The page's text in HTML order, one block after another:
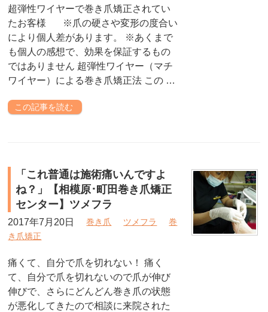
超弾性ワイヤーで巻き爪矯正されてい
たお客様 ※爪の硬さや変形の度合い
により個人差があります。 ※あくまで
も個人の感想で、効果を保証するもの
ではありません 超弾性ワイヤー（マチ
ワイヤー）による巻き爪矯正法 この …
この記事を読む
「これ普通は施術痛いんですよ
ね？」【相模原･町田巻き爪矯正
センター】ツメフラ
2017年7月20日 巻き爪 ツメフラ
巻
き爪矯正
痛くて、自分で爪を切れない！ 痛く
て、自分で爪を切れないので爪が伸び
伸びで、さらにどんどん巻き爪の状態
が悪化してきたので相談に来院された